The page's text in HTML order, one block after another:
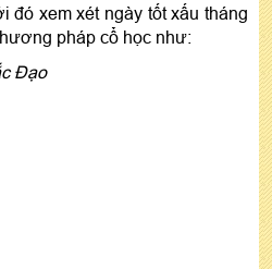
đó xem xét ngày tốt xấu tháng
pháp cổ học như:
Đạo